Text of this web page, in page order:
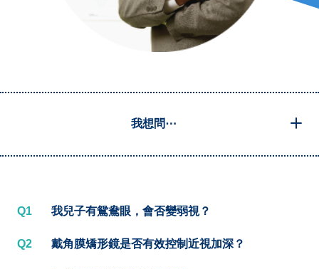
我想問⋯
Q1 我兒子有鴛鴦眼，會否變弱視？
Q2 戴角膜矯形鏡是否有效控制近視加深？